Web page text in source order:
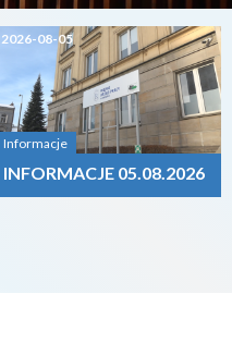
2026-08-05
Informacje
INFORMACJE 05.08.2026